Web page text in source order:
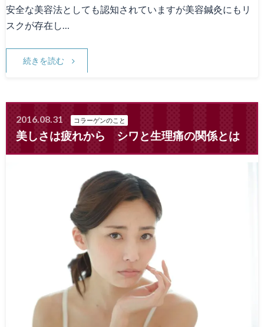
安全な美容法としても認知されていますが美容鍼灸にもリ
スクが存在し…
続きを読む
2016.08.31 コラーゲンのこと
美しさは疲れから シワと生理痛の関係とは